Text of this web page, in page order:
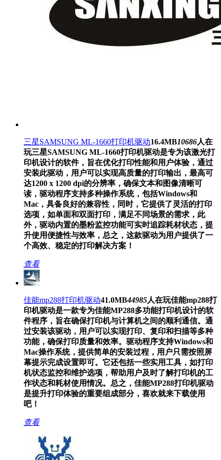
三星SAMSUNG ML-1660打印机驱动16.4MB10686人在
玩三星SAMSUNG ML-1660打印机驱动是专为该激光打
印机设计的软件，旨在优化打印性能和用户体验，通过
安装此驱动，用户可以实现高质量的打印输出，最高可
达1200 x 1200 dpi的分辨率，确保文本和图像清晰可
读，驱动程序支持多种操作系统，包括Windows和
Mac，具备良好的兼容性，同时，它提供了灵活的打印
选项，如单面和双面打印，满足不同场景的需求，此
外，驱动内置的墨粉监控功能可实时追踪耗材状态，提
升使用便捷性与效率，总之，这款驱动为用户提供了一
个高效、稳定的打印解决方案！
查看
佳能mp288打印机驱动41.0MB44985人在玩佳能mp288打
印机驱动是一款专为佳能MP288多功能打印机设计的软
件程序，旨在确保打印机与计算机之间的顺利通信。通
过安装该驱动，用户可以实现打印、复印和扫描等多种
功能，确保打印质量和效率。驱动程序支持Windows和
Mac操作系统，提供简单的安装过程，用户只需按照屏
幕提示完成设置即可。它还包括一些实用工具，如打印
机状态监控和维护选项，帮助用户及时了解打印机的工
作状态和耗材使用情况。总之，佳能MP288打印机驱动
是提升打印体验的重要组成部分，喜欢就来下载使用
吧！
查看